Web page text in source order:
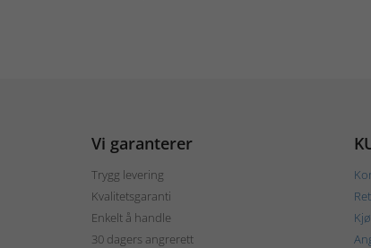
Vi garanterer
Trygg levering
Kvalitetsgaranti
Enkelt å handle
30 dagers angrerett